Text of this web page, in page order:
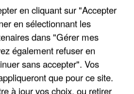
À DISPOSITION DES
A TOUS LE TRAC"
en cliquant sur "Accepter
en sélectionnant les
dans "Gérer mes
également refuser en
sans accepter". Vos
que pour ce site.
à jour vos choix, ou retirer